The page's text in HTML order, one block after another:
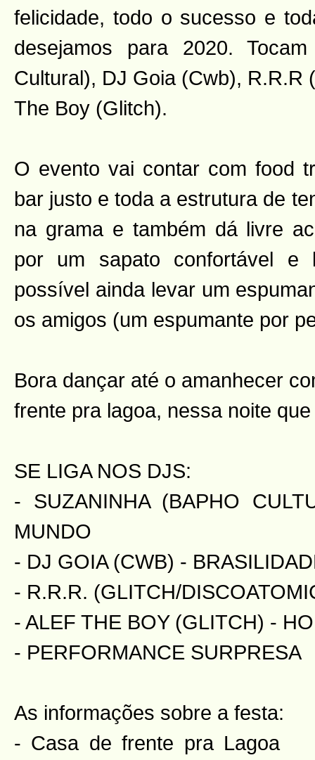
felicidade, todo o sucesso e
desejamos para 2020.
Cultural), DJ Goia (Cwb), R.R.R
The Boy (Glitch).
O evento vai contar com food
bar justo e toda a estrutura de
na grama e também dá livre
por um sapato confortável e
possível ainda levar um
os amigos (um espumante por
Bora dançar até o amanhecer
frente pra lagoa, nessa noite
SE LIGA NOS DJS:
- SUZANINHA (BAPHO
MUNDO
- DJ GOIA (CWB) -
- R.R.R. (GLITCH/
- ALEF THE BOY (GLITCH) -
- PERFORMANCE SURPRESA
As informações sobre a festa:
- Casa de frente pra Lagoa